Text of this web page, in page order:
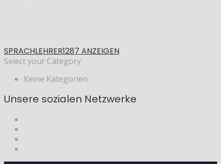
SPRACHLEHRER1287 ANZEIGEN
Select your Category
Keine Kategorien
Unsere sozialen Netzwerke